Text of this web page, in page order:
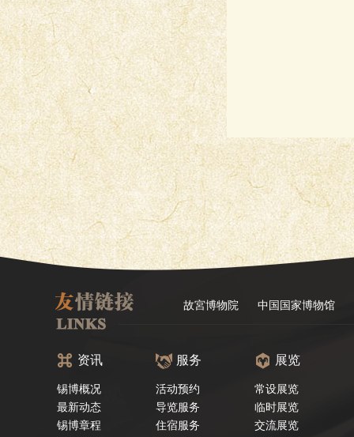
故宮博物院 中国国家博物馆
资讯
锡博概况
最新动态
锡博章程
服务
活动预约
导览服务
住宿服务
展览
常设展览
临时展览
交流展览